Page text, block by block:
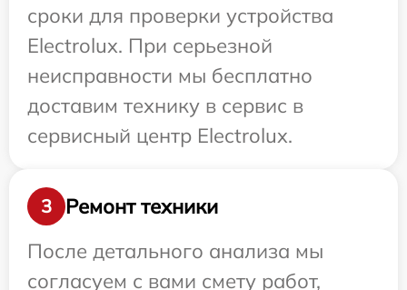
сроки для проверки устройства
Electrolux. При серьезной
неисправности мы бесплатно
доставим технику в сервис в
сервисный центр Electrolux.
3
Ремонт техники
После детального анализа мы
согласуем с вами смету работ,